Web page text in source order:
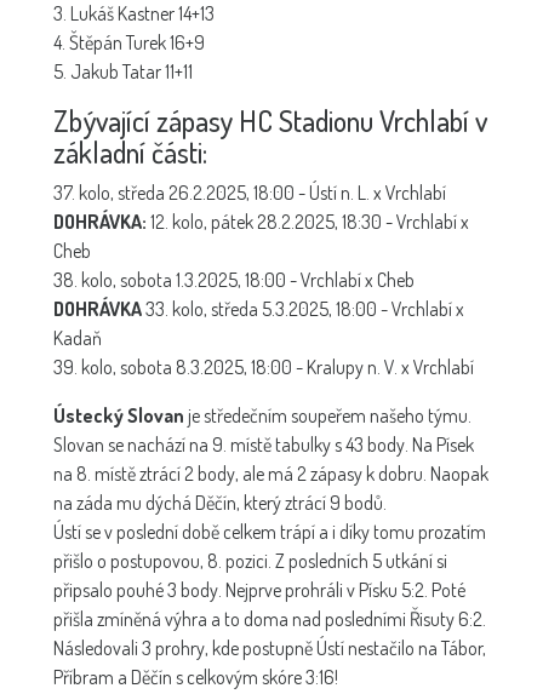
3. Lukáš Kastner 14+13
4. Štěpán Turek 16+9
5. Jakub Tatar 11+11
Zbývající zápasy HC Stadionu Vrchlabí v
základní části:
37. kolo, středa 26.2.2025, 18:00 - Ústí n. L. x Vrchlabí
DOHRÁVKA: 12. kolo, pátek 28.2.2025, 18:30 - Vrchlabí x
Cheb
38. kolo, sobota 1.3.2025, 18:00 - Vrchlabí x Cheb
DOHRÁVKA33. kolo, středa 5.3.2025, 18:00 - Vrchlabí x
Kadaň
39. kolo, sobota 8.3.2025, 18:00 - Kralupy n. V. x Vrchlabí
Ústecký Slovan je středečním soupeřem našeho týmu.
Slovan se nachází na 9. místě tabulky s 43 body. Na Písek
na 8. místě ztrácí 2 body, ale má 2 zápasy k dobru. Naopak
na záda mu dýchá Děčín, který ztrácí 9 bodů.
Ústí se v poslední době celkem trápí a i díky tomu prozatím
přišlo o postupovou, 8. pozici. Z posledních 5 utkání si
připsalo pouhé 3 body. Nejprve prohráli v Písku 5:2. Poté
přišla zmíněná výhra a to doma nad posledními Řisuty 6:2.
Následovali 3 prohry, kde postupně Ústí nestačilo na Tábor,
Příbram a Děčín s celkovým skóre 3:16!